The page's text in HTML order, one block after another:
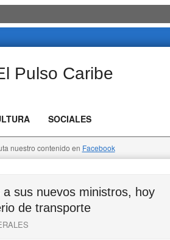
SOCIALES
nuestro contenido en Facebook
sus nuevos ministros, hoy
de transporte